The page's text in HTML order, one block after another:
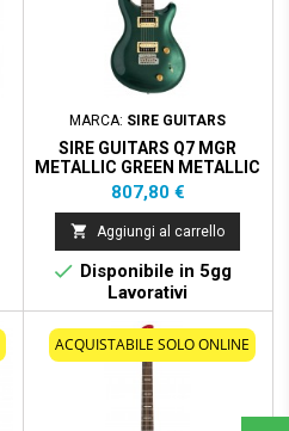
MARCA: SIRE GUITARS
SIRE GUITARS Q7 MGR
METALLIC GREEN METALLIC
GREEN
Prezzo
807,80 €
 Aggiungi al carrello
 Disponibile in 5gg
Lavorativi
ACQUISTABILE SOLO ONLINE